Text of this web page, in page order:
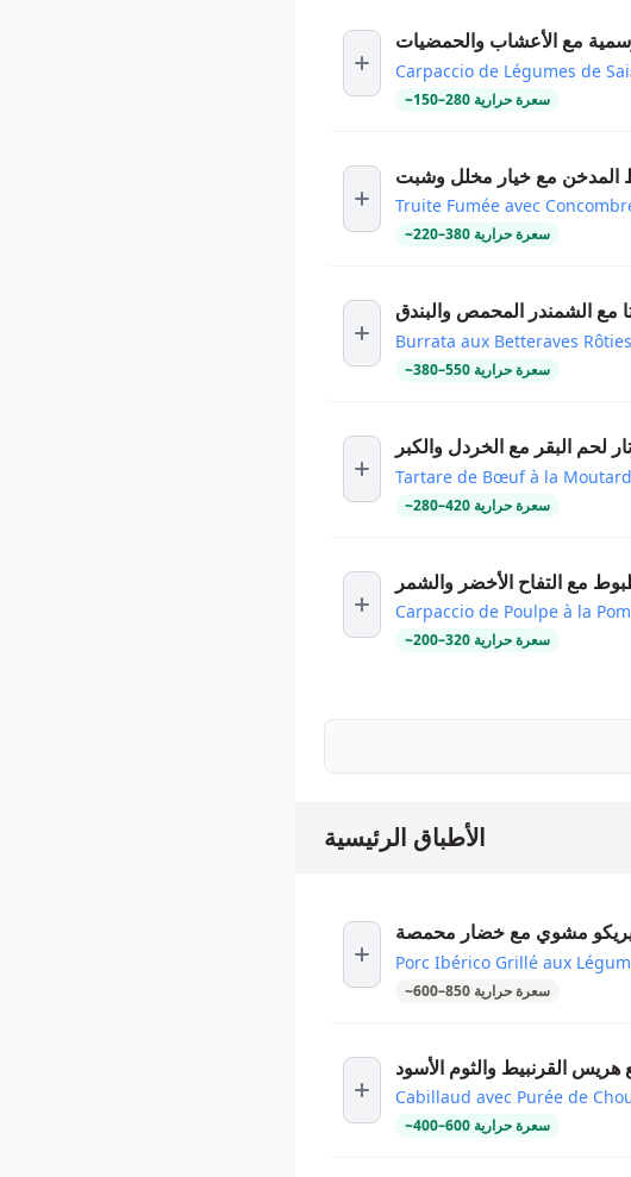
مع الأعشاب والحمضيات
Carpaccio de Légumes de
~150–280 سعرة حرارية
المدخن مع خيار مخلل وشبت
Truite Fumée avec
~220–380 سعرة حرارية
مع الشمندر المحمص والبندق
Burrata aux Betteraves
~380–550 سعرة حرارية
لحم البقر مع الخردل والكبر
Tartare de Bœuf à la
~280–420 سعرة حرارية
مع التفاح الأخضر والشمر
Carpaccio de Poulpe à la
~200–320 سعرة حرارية
الأطباق الرئيسية
مشوي مع خضار محمصة
Porc Ibérico Grillé aux
~600–850 سعرة حرارية
القرنبيط والثوم الأسود
Cabillaud avec Purée de
~400–600 سعرة حرارية